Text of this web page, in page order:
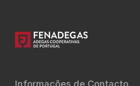
Informações de Contacto